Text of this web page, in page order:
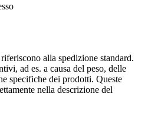
alla spedizione standard.
ad es. a causa del peso, delle
specifiche dei prodotti. Queste
nella descrizione del